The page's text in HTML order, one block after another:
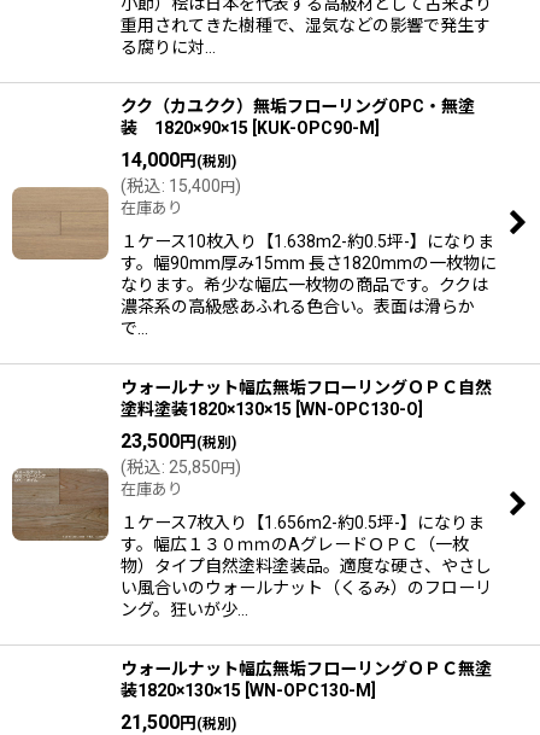
重用されてきた樹種で、湿気などの影響で発生す
る腐りに対…
クク（カユクク）無垢フローリングOPC・無塗
装 1820×90×15
KUK-OPC90-M
14,000円 (税別)
(税込: 15,400 円 )
在庫あり
１ケース10枚入り【1.638m2-約0.5坪-】になりま
す。幅90mm厚み15mm 長さ1820mmの一枚物に
なります。希少な幅広一枚物の商品です。ククは
濃茶系の高級感あふれる色合い。表面は滑らか
で…
ウォールナット幅広無垢フローリングＯＰＣ自然
塗料塗装1820×130×15 WN-OPC130-O
23,500円 (税別)
(税込: 25,850 円 )
在庫あり
１ケース7枚入り【1.656m2-約0.5坪-】になりま
す。幅広１３０ｍｍのAグレードＯＰＣ（一枚
物）タイプ自然塗料塗装品。適度な硬さ、やさし
い風合いのウォールナット（くるみ）のフローリ
ング。狂いが少…
ウォールナット幅広無垢フローリングＯＰＣ無塗
装1820×130×15 WN-OPC130-M
21,500円 (税別)